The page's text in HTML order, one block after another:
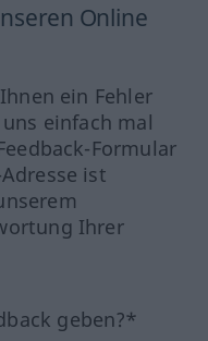
Online
ein Fehler
einfach mal
Formular
ist
Ihrer
geben?*